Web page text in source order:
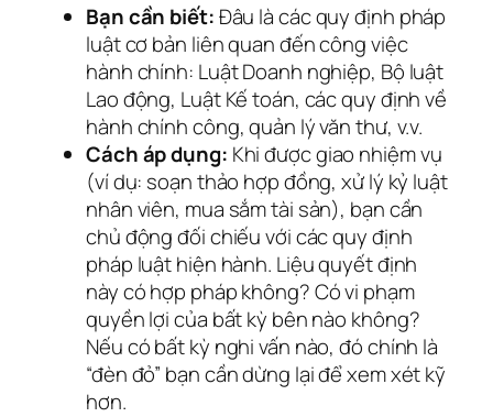
Bạn cần biết:Đâu là các quy định pháp
luật cơ bản liên quan đến công việc
hành chính: Luật Doanh nghiệp, Bộ luật
Lao động, Luật Kế toán, các quy định về
hành chính công, quản lý văn thư, v.v.
Cách áp dụng: Khi được giao nhiệm vụ
(ví dụ: soạn thảo hợp đồng, xử lý kỷ luật
nhân viên, mua sắm tài sản), bạn cần
chủ động đối chiếu với các quy định
pháp luật hiện hành. Liệu quyết định
này có hợp pháp không? Có vi phạm
quyền lợi của bất kỳ bên nào không?
Nếu có bất kỳ nghi vấn nào, đó chính là
“đèn đỏ” bạn cần dừng lại để xem xét kỹ
hơn.